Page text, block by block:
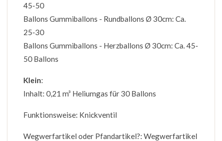
45-50
Ballons Gummiballons - Rundballons Ø 30cm: Ca.
25-30
Ballons Gummiballons - Herzballons Ø 30cm: Ca. 45-
50 Ballons
Klein:
Inhalt: 0,21 m³ Heliumgas für 30 Ballons
Funktionsweise: Knickventil
Wegwerfartikel oder Pfandartikel?: Wegwerfartikel